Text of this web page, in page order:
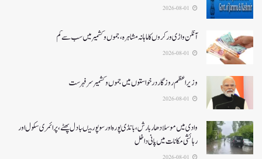
آنگن واڑی ورکروں کا ماہانہ مشاہرہ، جموں و کشمیر میں سب سے کم
وزیر اعظم روزگار درخواستوں میں جموں و کشمیر سرفہرست
وادی میں موسلادھار بارش،بانڈی پورہ اور سوپور میںبادل پھٹے، پرائمری سکول اور
رہائشی مکانات میں پانی داخل